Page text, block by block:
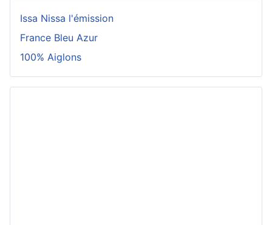
Issa Nissa l'émission
France Bleu Azur
100% Aiglons